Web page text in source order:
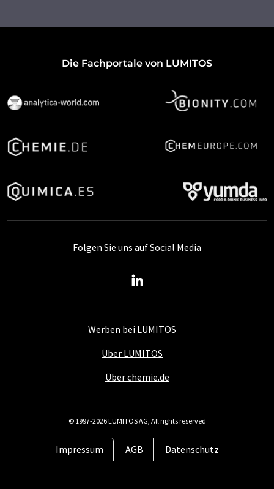
Die Fachportale von LUMITOS
Werben bei LUMITOS
Über LUMITOS
Über chemie.de
Impressum AGB Datenschutz
Folgen Sie uns auf Social Media
© 1997-2026 LUMITOS AG, All rights reserved